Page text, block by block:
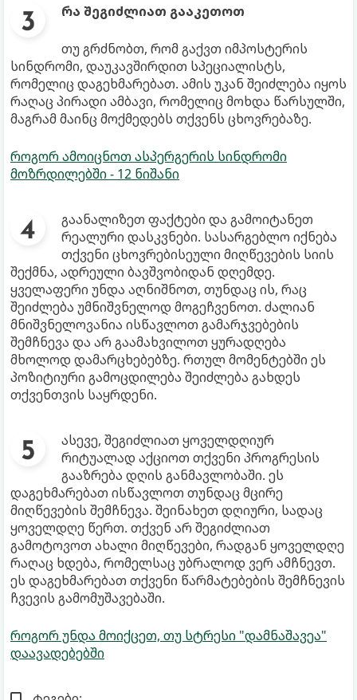
რა შეგიძლიათ გააკეთოთ
თუ გრძნობთ, რომ გაქვთ იმპოსტერის
სინდრომი, დაუკავშირდით სპეციალისტს,
რომელიც დაგეხმარებათ. ამის უკან შეიძლება იყოს
რაღაც პირადი ამბავი, რომელიც მოხდა წარსულში,
მაგრამ მაინც მოქმედებს თქვენს ცხოვრებაზე.
როგორ ამოიცნოთ ასპერგერის სინდრომი
მოზრდილებში - 12 ნიშანი
გაანალიზეთ ფაქტები და გამოიტანეთ
რეალური დასკვნები. სასარგებლო იქნება
თქვენი ცხოვრებისეული მიღწევების სიის
შექმნა, ადრეული ბავშვობიდან დღემდე.
ყველაფერი უნდა აღნიშნოთ, თუნდაც ის, რაც
შეიძლება უმნიშვნელოდ მოგეჩვენოთ. ძალიან
მნიშვნელოვანია ისწავლოთ გამარჯვებების
შემჩნევა და არ გაამახვილოთ ყურადღება
მხოლოდ დამარცხებებზე. რთულ მომენტებში ეს
პოზიტიური გამოცდილება შეიძლება გახდეს
თქვენთვის საყრდენი.
ასევე, შეგიძლიათ ყოველდღიურ
რიტუალად აქციოთ თქვენი პროგრესის
გააზრება დღის განმავლობაში. ეს
დაგეხმარებათ ისწავლოთ თუნდაც მცირე
მიღწევების შემჩნევა. შეინახეთ დღიური, სადაც
ყოველდღე წერთ. თქვენ არ შეგიძლიათ
გამოტოვოთ ახალი მიღწევები, რადგან ყოველდღე
რაღაც ხდება, რომელსაც უბრალოდ ვერ ამჩნევთ.
ეს დაგეხმარებათ თქვენი წარმატებების შემჩნევის
ჩვევის გამომუშავებაში.
როგორ უნდა მოიქცეთ, თუ სტრესი "დამნაშავეა"
დაავადებებში